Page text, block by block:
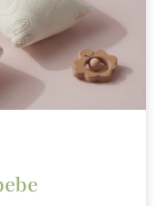
kožom ili
za
iritacija tokom
sa našim
napravljenim
Bez štetnih
biti sigurni
i najprirodnijem
vašem
razvoj. Svaki